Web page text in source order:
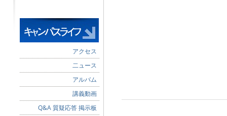
アクセス
二ュース
アルバム
講義動画
Q&A 質疑応答 掲示板